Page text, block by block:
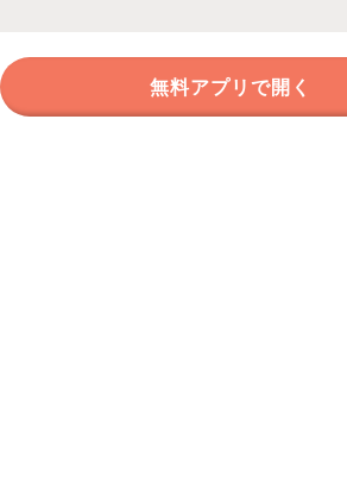
無料アプリで開く